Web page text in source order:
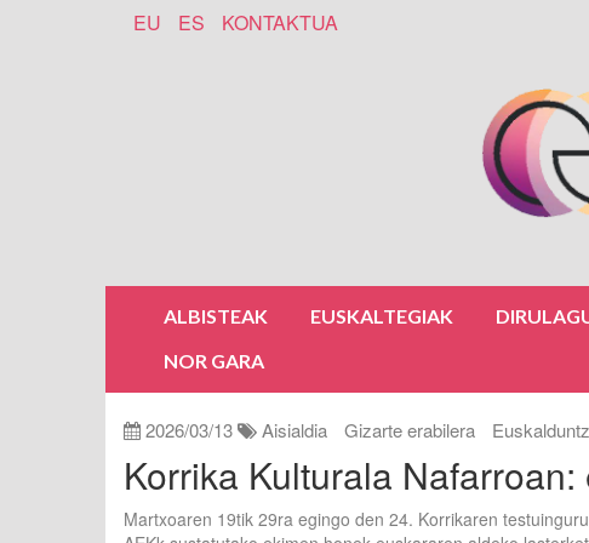
EU ES KONTAKTUA
ALBISTEAK EUSKALTEGIAK
NOR GARA
2026/03/13 Aisialdia Gizarte erabilera
Korrika Kulturala
Martxoaren 19tik 29ra egingo den 24. Korrikaren